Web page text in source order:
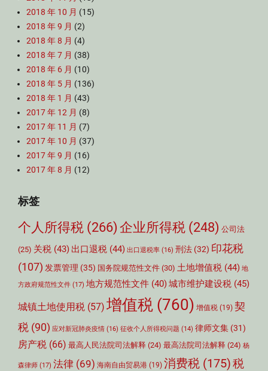
2018 年 10 月 (15)
2018 年 9 月 (2)
2018 年 8 月 (4)
2018 年 7 月 (38)
2018 年 6 月 (10)
2018 年 5 月 (136)
2018 年 1 月 (43)
2017 年 12 月 (8)
2017 年 11 月 (7)
2017 年 10 月 (37)
2017 年 9 月 (16)
2017 年 8 月 (12)
标签
个人所得税 (266) 企业所得税 (248) 公司法
(25) 关税 (43) 出口退税 (44) 出口退税率 (16) 刑法 (32) 印花税
(107) 发票管理 (35) 国务院规范性文件 (30) 土地增值税 (44) 地
方政府规范性文件 (17) 地方规范性文件 (40)城市维护建设税 (45)
城镇土地使用税 (57) 增值税 (760) 增值税 (19) 契
税 (90) 应对新冠肺炎疫情 (16) 征收个人所得税问题 (14) 律师文集 (31)
房产税 (66) 最高人民法院司法解释 (24) 最高法院司法解释 (24) 杨
森律师 (17) 法律 (69) 海南自由贸易港 (19) 消费税 (175)税